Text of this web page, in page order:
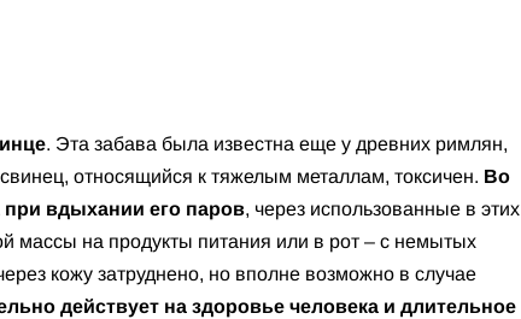
. Эта забава была известна еще у древних римлян,
относящийся к тяжелым металлам, токсичен. Во
при вдыхании его паров, через использованные в этих
массы на продукты питания или в рот – с немытых
кожу затруднено, но вполне возможно в случае
действует на здоровье человека и длительное